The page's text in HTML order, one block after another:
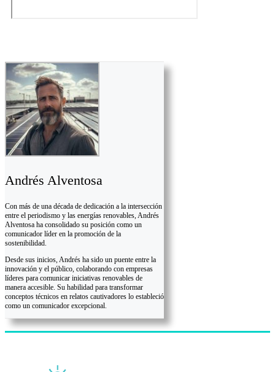
Andrés Alventosa
Con más de una década de dedicación a la intersección
entre el periodismo y las energías renovables, Andrés
Alventosa ha consolidado su posición como un
comunicador líder en la promoción de la
sostenibilidad.
Desde sus inicios, Andrés ha sido un puente entre la
innovación y el público, colaborando con empresas
líderes para comunicar iniciativas renovables de
manera accesible. Su habilidad para transformar
conceptos técnicos en relatos cautivadores lo estableció
como un comunicador excepcional.